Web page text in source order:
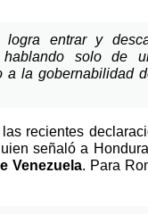
entrar y
solo de
la gobernabilidad
recientes
señaló a
Venezuela. Para